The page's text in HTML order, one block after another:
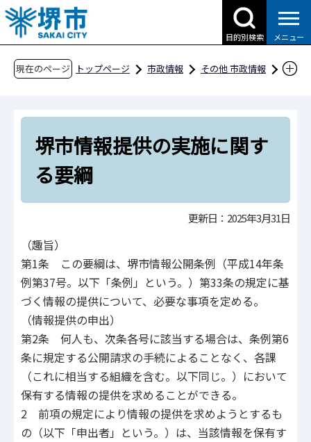
こ
の
ペ
目的別検索 メニュー
現在のページ トップページ 市政情報
その他 市政情報
文書・処務
堺市情報提供の実施に関する要綱
堺市情報提供の実施に関す
る要綱
更新日：2025年3月31日
（趣旨）
第1条 この要綱は、堺市情報公開条例（平成14年条
例第37号。以下「条例」という。）第33条の規定に基
づく情報の提供について、必要な事項を定める。
（情報提供の申出）
第2条 何人も、次条各号に該当する場合は、条例第6
条に規定する公開請求の手続によることなく、各課
（これに相当する組織を含む。以下同じ。）において
保有する情報の提供を求めることができる。
2 前項の規定により情報の提供を求めようとするも
の（以下「申出者」という。）は、当該情報を保有す